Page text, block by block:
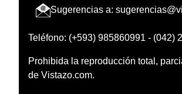
Sugerencias a:
Teléfono: (+593) 985860991 - (042)
Prohibida la reproducción total,
de Vistazo.com.